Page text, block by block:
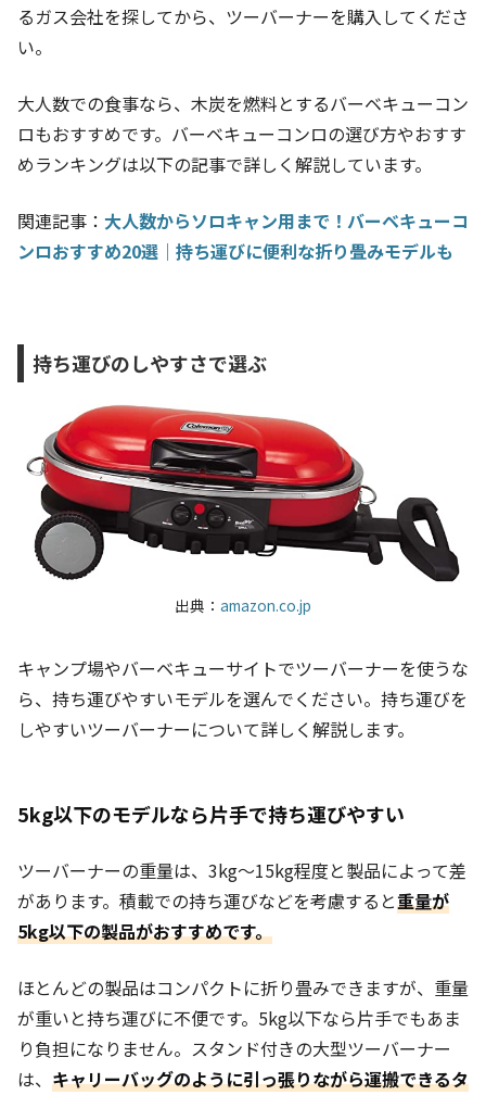
るガス会社を探してから、ツーバーナーを購入してくださ
い。
大人数での食事なら、木炭を燃料とするバーベキューコン
ロもおすすめです。バーベキューコンロの選び方やおすす
めランキングは以下の記事で詳しく解説しています。
関連記事： 大人数からソロキャン用まで！バーベキューコ
ンロおすすめ20選｜持ち運びに便利な折り畳みモデルも
持ち運びのしやすさで選ぶ
出典： amazon.co.jp
キャンプ場やバーベキューサイトでツーバーナーを使うな
ら、持ち運びやすいモデルを選んでください。持ち運びを
しやすいツーバーナーについて詳しく解説します。
5kg以下のモデルなら片手で持ち運びやすい
ツーバーナーの重量は、3kg〜15kg程度と製品によって差
があります。 積載での持ち運びなどを考慮すると重量が
5kg以下の製品がおすすめです。
ほとんどの製品はコンパクトに折り畳みできますが、重量
が重いと持ち運びに不便です。5kg以下なら片手でもあま
り負担になりません。スタンド付きの大型ツーバーナー
は、 キャリーバッグのように引っ張りながら運搬できるタ